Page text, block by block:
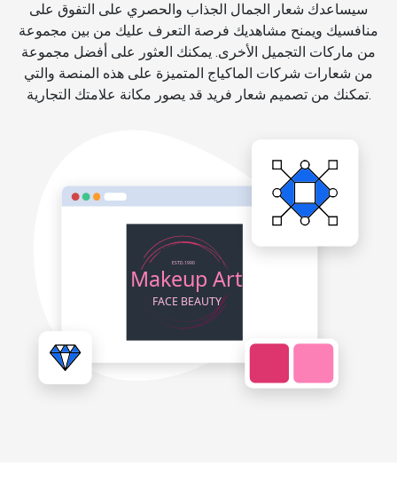
سيساعدك شعار الجمال الجذاب والحصري على التفوق على
منافسيك ويمنح مشاهديك فرصة التعرف عليك من بين مجموعة
من ماركات التجميل الأخرى. يمكنك العثور على أفضل مجموعة
من شعارات شركات الماكياج المتميزة على هذه المنصة والتي
تمكنك من تصميم شعار فريد قد يصور مكانة علامتك التجارية.